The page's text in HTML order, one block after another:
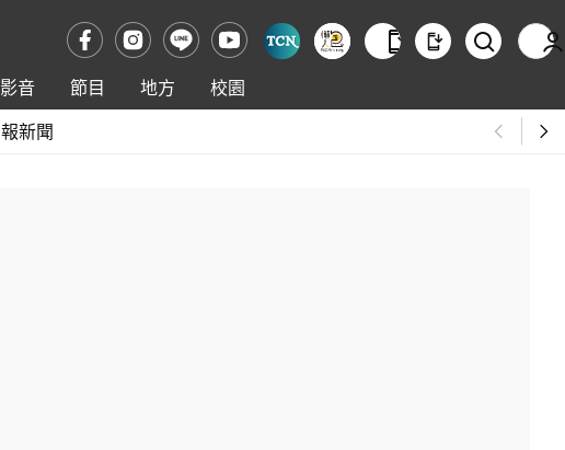
影音 節目 地方
校園
新聞